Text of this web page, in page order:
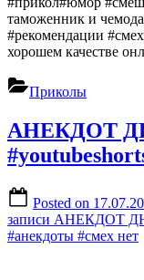
таможенник и
#рекомендации
хорошем качестве
Приколы
АНЕКДОТ
Posted on
записи АНЕКДОТ
#анекдоты #смех нет